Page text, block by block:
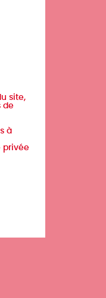
site,
de
à
privée